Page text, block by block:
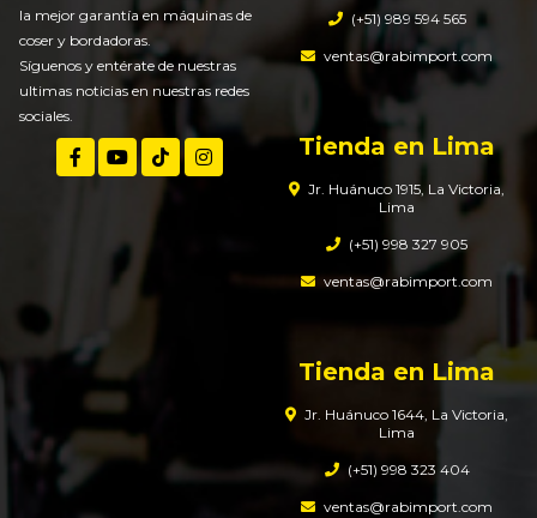
la mejor garantía en máquinas de
coser y bordadoras.
Síguenos y entérate de nuestras
ultimas noticias en nuestras redes
sociales.
(+51) 989 594 565
ventas@rabimport.com
Tienda en Lima
Jr. Huánuco 1915, La Victoria,
Lima
(+51) 998 327 905
ventas@rabimport.com
Tienda en Lima
Jr. Huánuco 1644, La Victoria,
Lima
(+51) 998 323 404
ventas@rabimport.com